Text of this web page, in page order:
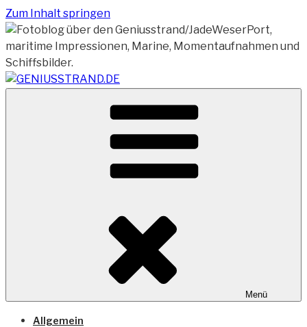
Zum Inhalt springen
GENIUSSTRAND.DE
Vom Geniusstrand zum JadeWeserPort/Container
Terminal Wilhelmshaven
Menü
Allgemein